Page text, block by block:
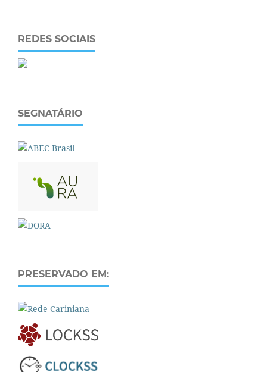
REDES SOCIAIS
SEGNATÁRIO
PRESERVADO EM: